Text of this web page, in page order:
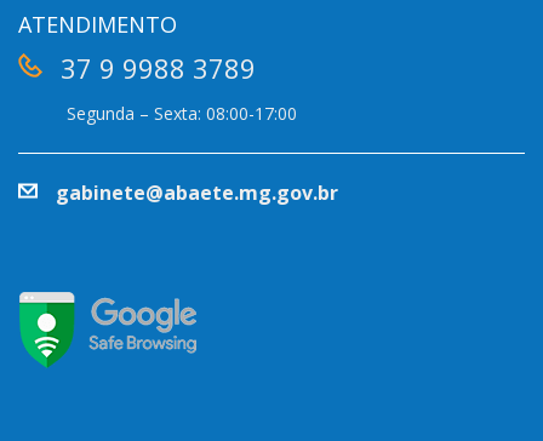
ATENDIMENTO
37 9 9988 3789
Segunda – Sexta: 08:00-17:00
gabinete@abaete.mg.gov.br